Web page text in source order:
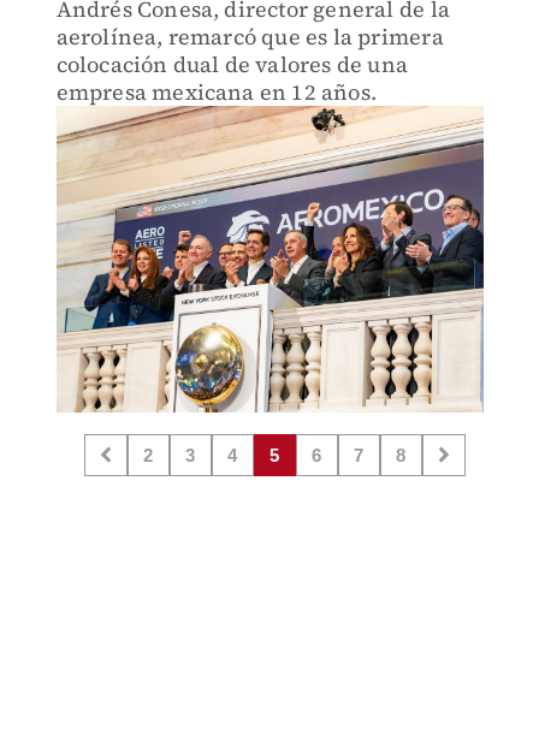
Andrés Conesa, director general de la
aerolínea, remarcó que es la primera
colocación dual de valores de una
empresa mexicana en 12 años.
2 3 4 5 6 7 8